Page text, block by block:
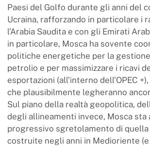
Paesi del Golfo durante gli anni del
Ucraina, rafforzando in particolare i
l’Arabia Saudita e con gli Emirati
in particolare, Mosca ha sovente
politiche energetiche per la
petrolio e per massimizzare i ricavi
esportazioni (all’interno dell’OPEC
che plausibilmente legheranno
Sul piano della realtà geopolitica,
degli allineamenti invece, Mosca sta
progressivo sgretolamento di quella
costruite negli anni in Medioriente